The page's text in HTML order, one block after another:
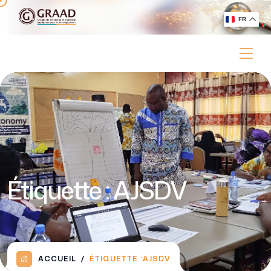
Étiquette :AJSDV
ACCUEIL ÉTIQUETTE :AJSDV
FR